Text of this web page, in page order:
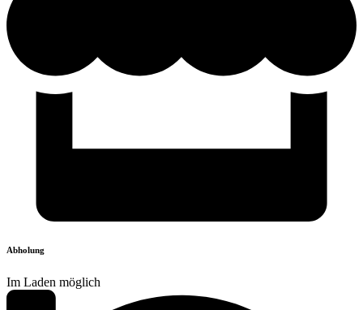
Abholung
Im Laden möglich